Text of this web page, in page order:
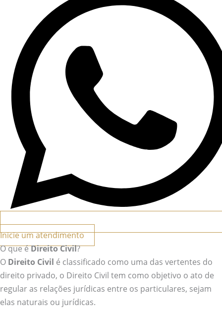
Inicie um atendimento
O que éDireito Civil?
O Direito Civil é classificado como uma das vertentes do
direito privado, o Direito Civil tem como objetivo o ato de
regular as relações jurídicas entre os particulares, sejam
elas naturais ou jurídicas.